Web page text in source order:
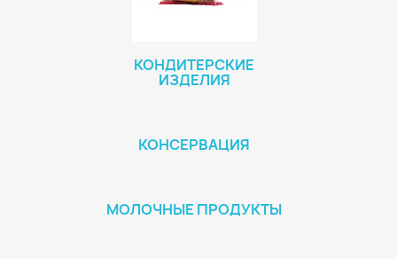
КОНДИТЕРСКИЕ
ИЗДЕЛИЯ
КОНСЕРВАЦИЯ
МОЛОЧНЫЕ ПРОДУКТЫ